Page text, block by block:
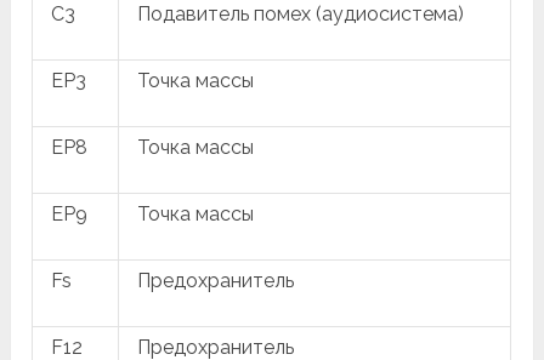
C3 Подавитель помех (аудиосистема)
EP3 Точка массы
EP8 Точка массы
EP9 Точка массы
Fs Предохранитель
F12 Предохранитель